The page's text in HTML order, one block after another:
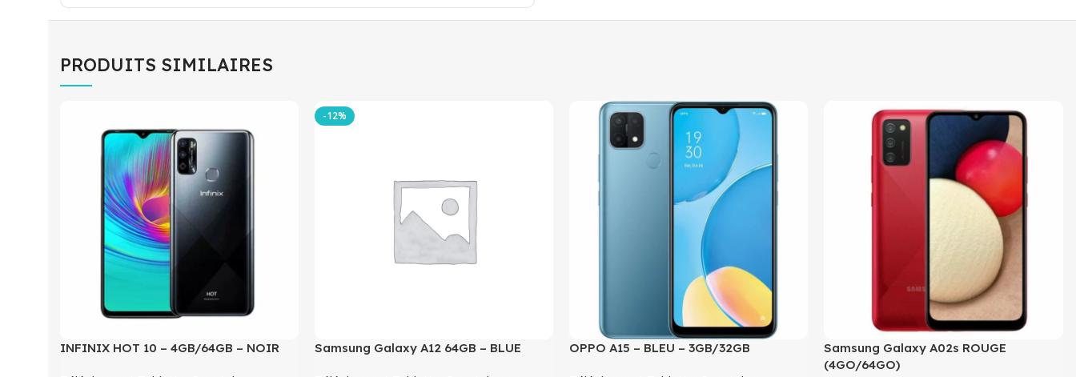
PRODUITS SIMILAIRES
INFINIX HOT 10 – 4GB/64GB – NOIR
-12%
Samsung Galaxy A12 64GB – BLUE OPPO A15 – BLEU – 3GB/32GB
Samsung Galaxy A02s ROUGE
(4GO/64GO)